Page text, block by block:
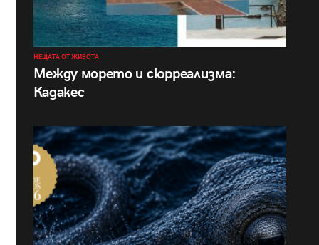
НЕЩАТА ОТ ЖИВОТА
Между морето и сюрреализма:
Кадакес